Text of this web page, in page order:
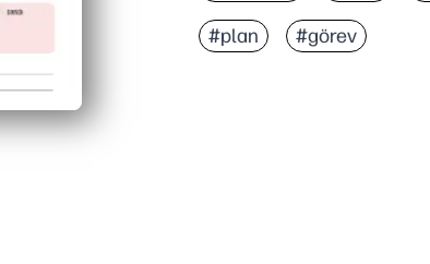
Tutarlı alışkanlıklar
Herkesi yolunda
#plan #görev